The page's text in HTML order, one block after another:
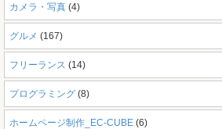
カメラ・写真 (4)
グルメ (167)
フリーランス (14)
プログラミング (8)
ホームページ制作_EC-CUBE (6)